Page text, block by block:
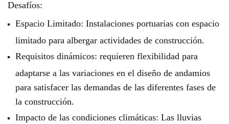
Desafíos:
Espacio Limitado: Instalaciones portuarias con espacio
limitado para albergar actividades de construcción.
Requisitos dinámicos: requieren flexibilidad para
adaptarse a las variaciones en el diseño de andamios
para satisfacer las demandas de las diferentes fases de
la construcción.
Impacto de las condiciones climáticas: Las lluvias